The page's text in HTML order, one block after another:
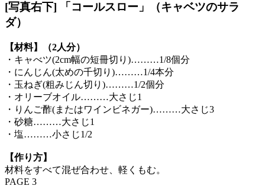
[写真右下] 「コールスロー」（キャベツのサラ
ダ）
【材料】（2人分）
・キャべツ(2cm幅の短冊切り)………1/8個分
・にんじん(太めの千切り)………1/4本分
・玉ねぎ(粗みじん切り)………1/2個分
・オリーブオイル………大さじ1
・りんご酢(またはワインビネガー)………大さじ3
・砂糖………大さじ1
・塩………小さじ1/2
【作り方】
材料をすべて混ぜ合わせ、軽くもむ。
PAGE 3